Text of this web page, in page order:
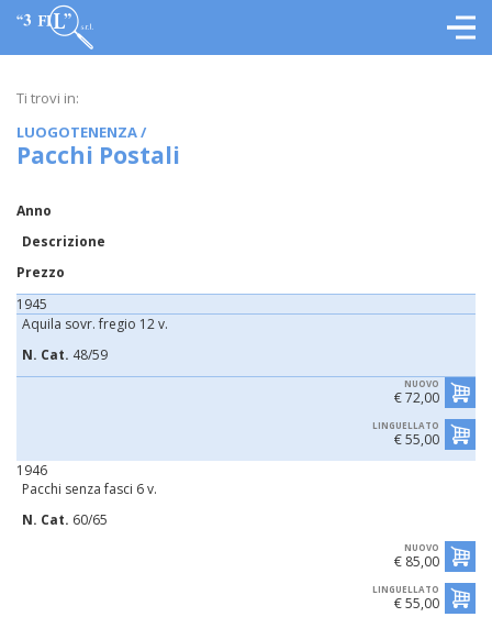
Ti trovi in:
LUOGOTENENZA/
Pacchi Postali
Anno
Descrizione
Prezzo
1945
Aquila sovr. fregio 12 v.
N. Cat. 48/59
NUOVO
€ 72,00
LINGUELLATO
€ 55,00
1946
Pacchi senza fasci 6 v.
N. Cat. 60/65
NUOVO
€ 85,00
LINGUELLATO
€ 55,00